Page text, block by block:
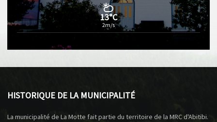
13°C
2m/s
HISTORIQUE DE LA MUNICIPALITÉ
La municipalité de La Motte fait partie du territoire de la MRC d'Abitibi.